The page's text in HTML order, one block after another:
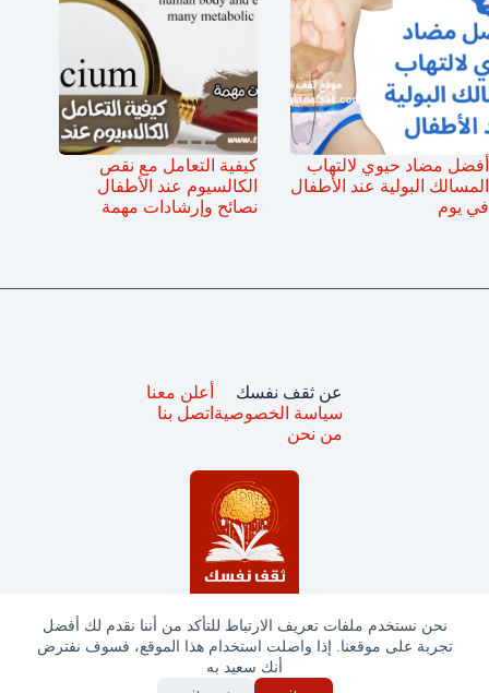
نحن نستخدم ملفات تعريف الارتباط للتأكد من أننا نقدم لك أفضل
تجربة على موقعنا. إذا واصلت استخدام هذا الموقع، فسوف نفترض
أنك سعيد به
أفضل مضاد حيوي لالتهاب
المسالك البولية عند الأطفال
في يوم
كيفية التعامل مع نقص
الكالسيوم عند الأطفال
نصائح وإرشادات مهمة
جميع الحقوق محفوظة © ثقف نفسك 2025
عن ثقف نفسك
سياسة الخصوصية
من نحن
أعلن معنا
اتصل بنا